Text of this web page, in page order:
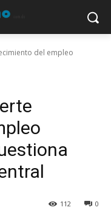
del empleo
0
112